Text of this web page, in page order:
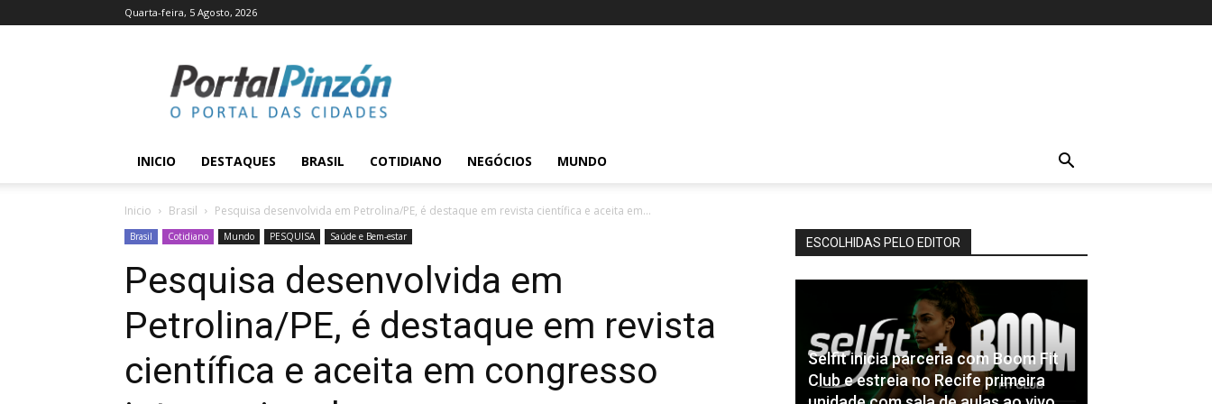
Quarta-feira, 5 Agosto, 2026
Pinzón
INICIO DESTAQUES BRASIL COTIDIANO NEGÓCIOS MUNDO
Inicio Brasil Pesquisa desenvolvida em Petrolina/PE, é destaque em revista científica e aceita em...
Brasil Cotidiano Mundo PESQUISA Saúde e Bem-estar
Pesquisa desenvolvida em
Petrolina/PE, é destaque em revista
científica e aceita em congresso
ESCOLHIDAS PELO EDITOR
Selfit inicia parceria com Boom Fit
Club e estreia no Recife primeira